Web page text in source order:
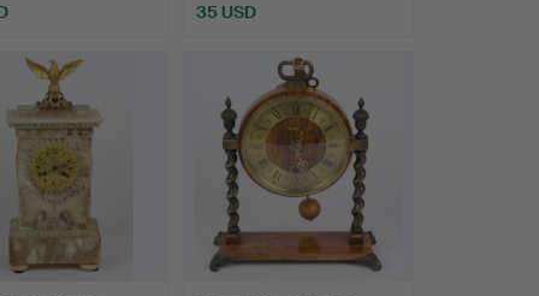
35 USD